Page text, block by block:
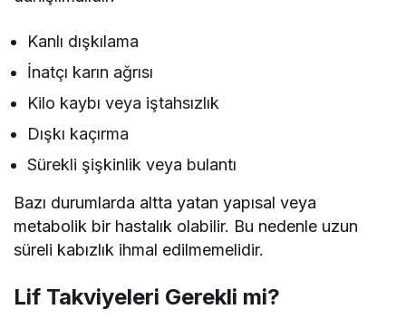
Kanlı dışkılama
İnatçı karın ağrısı
Kilo kaybı veya iştahsızlık
Dışkı kaçırma
Sürekli şişkinlik veya bulantı
Bazı durumlarda altta yatan yapısal veya
metabolik bir hastalık olabilir. Bu nedenle uzun
süreli kabızlık ihmal edilmemelidir.
Lif Takviyeleri Gerekli mi?